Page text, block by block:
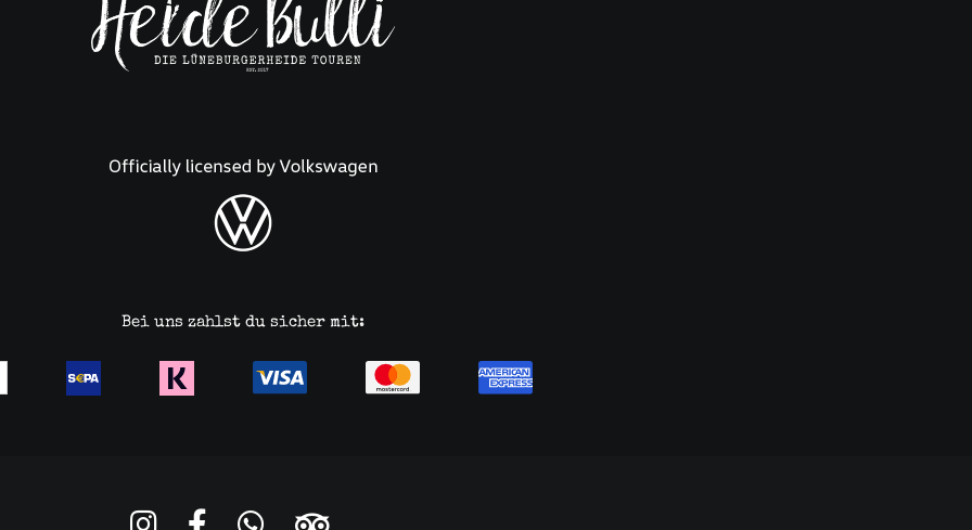
Bei uns zahlst du sicher mit: